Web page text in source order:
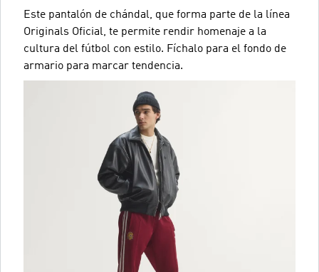
Este pantalón de chándal, que forma parte de la línea
Originals Oficial, te permite rendir homenaje a la
cultura del fútbol con estilo. Fíchalo para el fondo de
armario para marcar tendencia.